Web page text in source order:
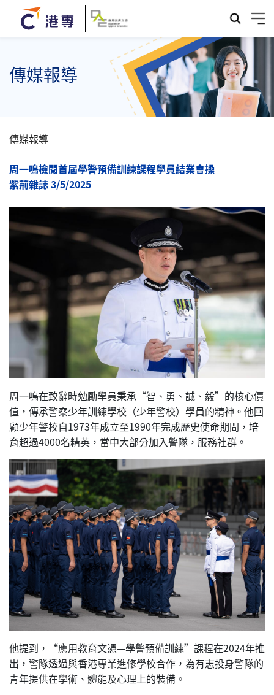
傳媒報導
傳媒報導
周一鳴檢閱首屆學警預備訓練課程學員結業會操
紫荊雜誌 3/5/2025
周一鳴在致辭時勉勵學員秉承“智、勇、誠、毅”的核心價
值，傳承警察少年訓練學校（少年警校）學員的精神。他回
顧少年警校自1973年成立至1990年完成歷史使命期間，培
育超過4000名精英，當中大部分加入警隊，服務社群。
他提到，“應用教育文憑—學警預備訓練”課程在2024年推
出，警隊透過與香港專業進修學校合作，為有志投身警隊的
青年提供在學術、體能及心理上的裝備。